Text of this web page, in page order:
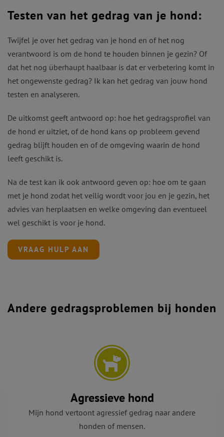
Testen van het gedrag van je hond:
Twijfel je over het gedrag van je hond en of het nog
verantwoord is om de hond te houden binnen je gezin? Of
dat het nog überhaupt haalbaar is dat er verbetering komt in
het ongewenste gedrag? Ik kan het gedrag van jouw hond
testen en analyseren.
De uitkomst geeft antwoord op: hoe het gedragsprofiel van
de hond er uitziet, of de hond kans op probleem gevend
gedrag blijft houden en of de omgeving waarin de hond
leeft geschikt is.
Na de test kan ik ook antwoord geven op: hoe om te gaan
met je hond zodat het veilig wordt voor jou en je gezin, het
advies van herplaatsen en welke omgeving dan eventueel
wel geschikt is voor je hond.
VRAAG HULP AAN
Andere gedragsproblemen bij honden
Agressieve hond
Mijn hond vertoont agressief gedrag naar andere
honden of mensen.